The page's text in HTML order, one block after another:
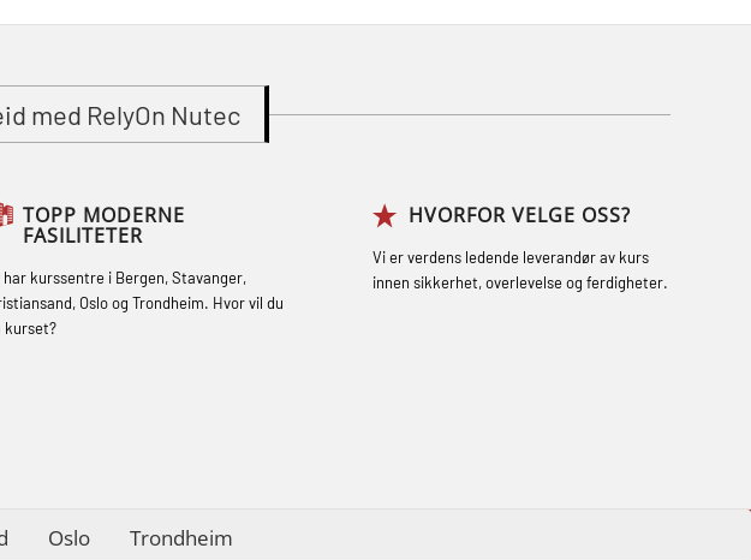
fiskere
fiskere
for mindre
Gass kurs H2S (OSP105)
Gass kurs H2S (OSP105)
Grunnkurs Røykdykking Industrivern
Helikopterevakuering med HABD, inkl.
med RelyOn Nutec
TOPP MODERNE
FASILITETER
har kurssentre i Bergen, Stavanger,
Oslo og Trondheim. Hvor vil du
kurset?
HVORFOR VELGE OSS?
Vi er verdens ledende leverandør av kurs
innen sikkerhet, overlevelse og ferdigheter.
Oslo Trondheim